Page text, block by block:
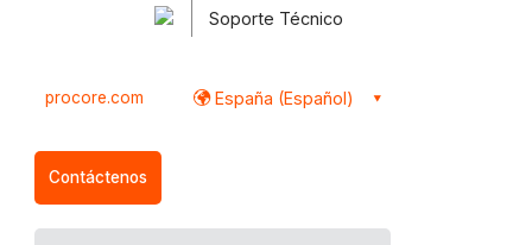
Soporte Técnico
procore.com España (Español)
Contáctenos